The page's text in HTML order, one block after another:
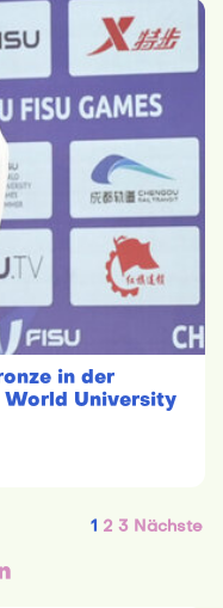
in der
World University
1 2 3 Nächste